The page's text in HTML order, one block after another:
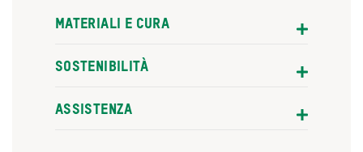
MATERIALI E CURA
SOSTENIBILITÀ
ASSISTENZA